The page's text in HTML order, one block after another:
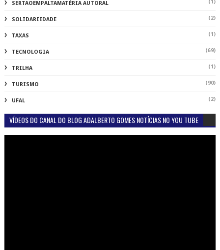
SERTAOEMPALTAMATÉRIA AUTORAL (1)
SOLIDARIEDADE (2)
TAXAS (1)
TECNOLOGIA (69)
TRILHA (1)
TURISMO (90)
UFAL (2)
VÍDEOS DO CANAL DO BLOG ADALBERTO GOMES NOTÍCIAS NO YOU TUBE